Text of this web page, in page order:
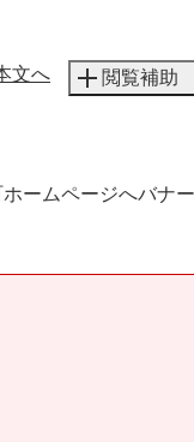
文へ 閲覧補助
ームページへバナ